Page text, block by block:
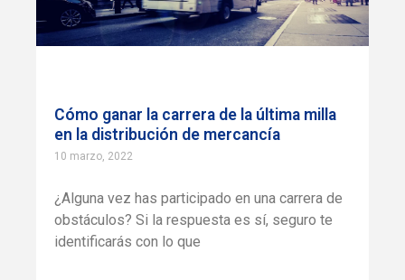
Cómo ganar la carrera de la última milla
en la distribución de mercancía
10 marzo, 2022
¿Alguna vez has participado en una carrera de
obstáculos? Si la respuesta es sí, seguro te
identificarás con lo que